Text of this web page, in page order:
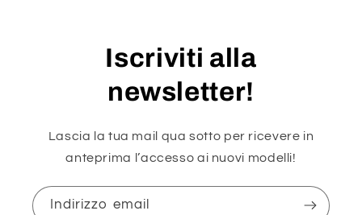
Iscriviti alla
newsletter!
Lascia la tua mail qua sotto per ricevere in
anteprima l’accesso ai nuovi modelli!
Indirizzo email